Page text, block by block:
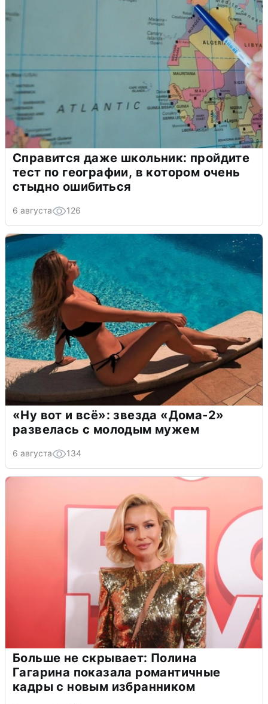
Справится даже школьник: пройдите
тест по географии, в котором очень
стыдно ошибиться
6 августа 126
«Ну вот и всё»: звезда «Дома-2»
развелась с молодым мужем
6 августа 134
Больше не скрывает: Полина
Гагарина показала романтичные
кадры с новым избранником